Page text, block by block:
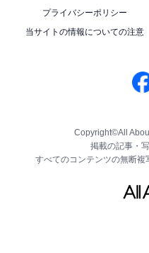
プライバシーポリシー
当サイトの情報についての注意
Copyright©All
掲載の記事・
すべてのコンテンツの無断複